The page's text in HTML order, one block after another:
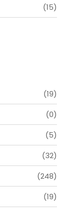
(15)
(19)
(0)
(5)
(32)
(248)
(19)